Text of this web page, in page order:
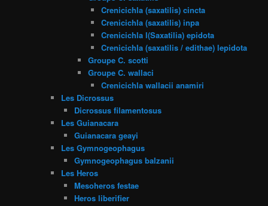
Crenicichla (saxatilis) cincta
Crenicichla (saxatilis) inpa
Crenicichla l(Saxatilia) epidota
Crenicichla (saxatilis / edithae) lepidota
Groupe C. scotti
Groupe C. wallaci
Crenicichla wallacii anamiri
Les Dicrossus
Dicrossus filamentosus
Les Guianacara
Guianacara geayi
Les Gymnogeophagus
Gymnogeophagus balzanii
Les Heros
Mesoheros festae
Heros liberifier